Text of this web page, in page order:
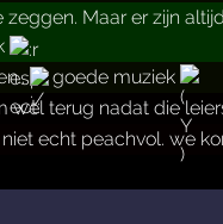
Maar er zijn
goede muziek
wel terug nadat die
echt peachvol. we